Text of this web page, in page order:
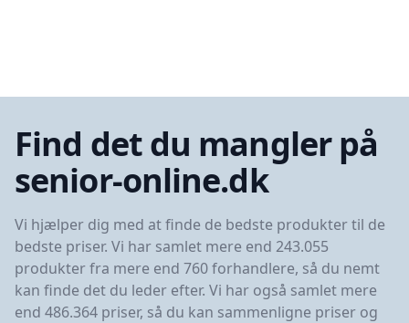
Find det du mangler på
senior-online.dk
Vi hjælper dig med at finde de bedste produkter til de
bedste priser. Vi har samlet mere end 243.055
produkter fra mere end 760 forhandlere, så du nemt
kan finde det du leder efter. Vi har også samlet mere
end 486.364 priser, så du kan sammenligne priser og